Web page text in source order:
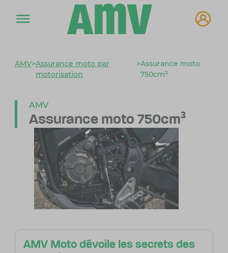
AMV>Assurance moto par
motorisation
>Assurance moto
750cm³
AMV
Assurance moto 750cm³
AMV Moto dévoile les secrets des